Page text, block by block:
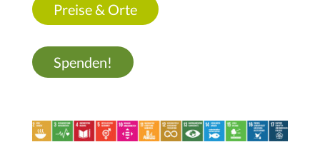
Preise & Orte
Spenden!